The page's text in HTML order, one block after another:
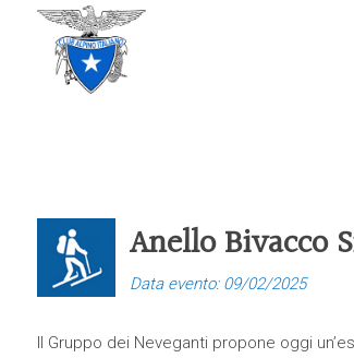
Anello Bivacco
Data evento: 09/02/2025
Il Gruppo dei Neveganti propone oggi